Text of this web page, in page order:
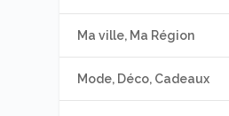
Ma ville, Ma Région
Mode, Déco, Cadeaux